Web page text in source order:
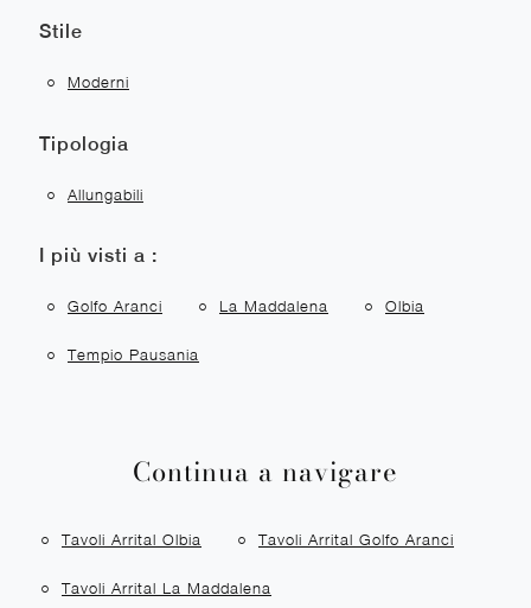
Stile
Moderni
Tipologia
Allungabili
I più visti a :
Golfo Aranci La Maddalena Olbia
Tempio Pausania
Continua a navigare
Tavoli Arrital Olbia Tavoli Arrital Golfo Aranci
Tavoli Arrital La Maddalena